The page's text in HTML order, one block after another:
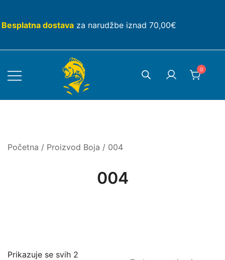
content
Besplatna dostava za narudžbe iznad 70,00€
0
Početna / Proizvod Boja / 004
004
Prikazuje se svih 2